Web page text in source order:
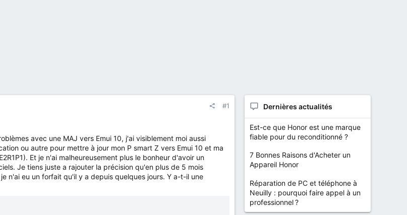
#1
avec une MAJ vers Emui 10, j'ai visiblement moi aussi
ou autre pour mettre à jour mon P smart Z vers Emui 10 et ma
Et je n'ai malheureusement plus le bonheur d'avoir un
Je tiens juste a rajouter la précision qu'en plus de 5 mois
n'ai eu un forfait qu'il y a depuis quelques jours. Y a-t-il une
Dernières actualités
Est-ce que Honor est une marque
fiable pour du reconditionné ?
7 Bonnes Raisons d'Acheter un
Appareil Honor
Réparation de PC et téléphone à
Neuilly : pourquoi faire appel à un
professionnel ?